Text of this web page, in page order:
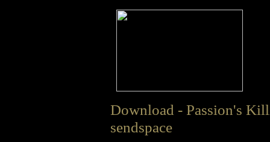
Download - Passion's
sendspace